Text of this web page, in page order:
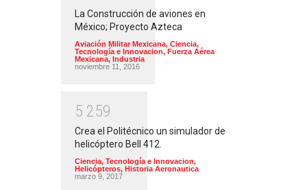
La Construcción de aviones en
México; Proyecto Azteca
Aviación Militar Mexicana, Ciencia,
Tecnología e Innovacion, Fuerza Aérea
Mexicana, Industria
noviembre 11, 2016
5 259
Crea el Politécnico un simulador de
helicóptero Bell 412.
Ciencia, Tecnología e Innovacion,
Helicópteros, Historia Aeronautica
marzo 9, 2017